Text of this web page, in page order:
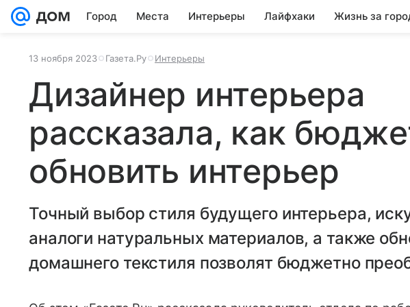
Город Места Интерьеры Лайфхаки Жизнь за
13 ноября 2023 Газета.Ру Интерьеры
Дизайнер интерьера
рассказала, как
обновить интерьер
Точный выбор стиля будущего интерьера,
аналоги натуральных материалов, а также
домашнего текстиля позволят бюджетно